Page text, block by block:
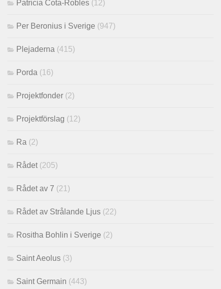
Patricia Cota-Robles (12)
Per Beronius i Sverige (947)
Plejaderna (415)
Porda (16)
Projektfonder (2)
Projektförslag (12)
Ra (2)
Rådet (205)
Rådet av 7 (21)
Rådet av Strålande Ljus (22)
Rositha Bohlin i Sverige (2)
Saint Aeolus (3)
Saint Germain (443)